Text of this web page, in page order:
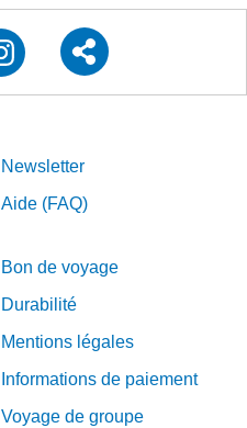
Newsletter
Aide (FAQ)
Bon de voyage
Durabilité
Mentions légales
Informations de paiement
Voyage de groupe